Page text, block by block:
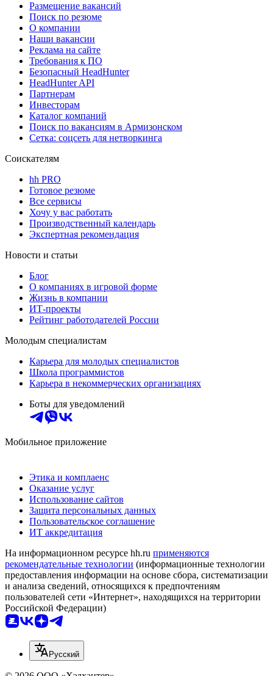
Размещение вакансий
Поиск по резюме
О компании
Наши вакансии
Реклама на сайте
Требования к ПО
Безопасный HeadHunter
HeadHunter API
Партнерам
Инвесторам
Каталог компаний
Поиск по вакансиям в Армизонском
Сетка: соцсеть для нетворкинга
Соискателям
hh PRO
Готовое резюме
Все сервисы
Хочу у вас работать
Производственный календарь
Экспертная рекомендация
Новости и статьи
Блог
О компаниях в игровой форме
Жизнь в компании
ИТ-проекты
Рейтинг работодателей России
Молодым специалистам
Карьера для молодых специалистов
Школа программистов
Карьера в некоммерческих организациях
Боты для уведомлений
Мобильное приложение
Этика и комплаенс
Оказание услуг
Использование сайтов
Защита персональных данных
Пользовательское соглашение
ИТ аккредитация
На информационном ресурсе hh.ru применяются
рекомендательные технологии (информационные технологии
предоставления информации на основе сбора, систематизации
и анализа сведений, относящихся к предпочтениям
пользователей сети «Интернет», находящихся на территории
Российской Федерации)
Русский